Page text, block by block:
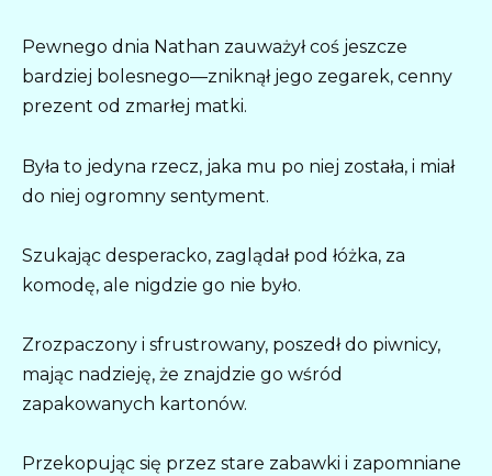
Pewnego dnia Nathan zauważył coś jeszcze
bardziej bolesnego—zniknął jego zegarek, cenny
prezent od zmarłej matki.
Była to jedyna rzecz, jaka mu po niej została, i miał
do niej ogromny sentyment.
Szukając desperacko, zaglądał pod łóżka, za
komodę, ale nigdzie go nie było.
Zrozpaczony i sfrustrowany, poszedł do piwnicy,
mając nadzieję, że znajdzie go wśród
zapakowanych kartonów.
Przekopując się przez stare zabawki i zapomniane